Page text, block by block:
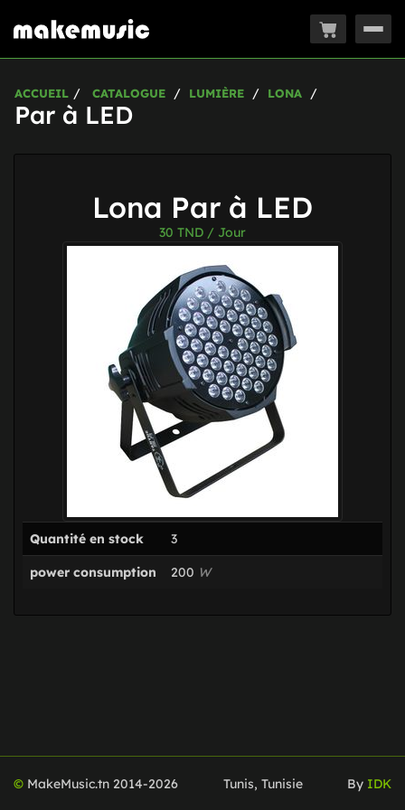
ACCUEIL CATALOGUE LUMIÈRE LONA
Par à LED
Lona Par à LED
30 TND / Jour
Quantité en stock 3
power consumption 200 W
© MakeMusic.tn 2014-2026 Tunis, Tunisie By IDK